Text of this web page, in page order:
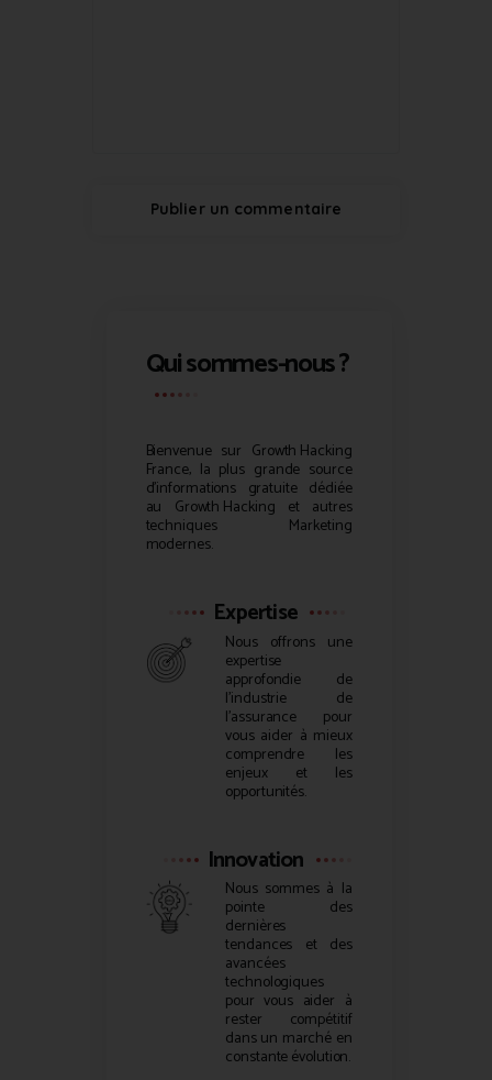
Qui sommes-nous ?
Bienvenue sur Growth Hacking
France, la plus grande source
d’informations gratuite dédiée
au Growth Hacking et autres
techniques Marketing
modernes.
Expertise
Nous offrons une
expertise
approfondie de
l’industrie de
l’assurance pour
vous aider à mieux
comprendre les
enjeux et les
opportunités.
Innovation
Nous sommes à la
pointe des
dernières
tendances et des
avancées
technologiques
pour vous aider à
rester compétitif
dans un marché en
constante évolution.